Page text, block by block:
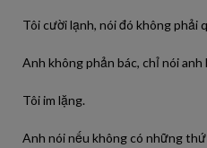
Tôi cười lạnh, nói đó không phải
Anh không phản bác, chỉ nói anh
Tôi im lặng.
Anh nói nếu không có những